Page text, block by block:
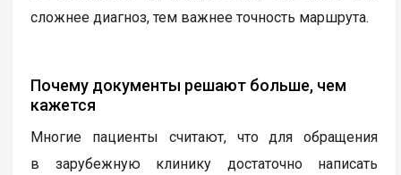
сложнее диагноз, тем важнее точность маршрута.
Почему документы решают больше, чем
кажется
Многие пациенты считают, что для обращения
в зарубежную клинику достаточно написать